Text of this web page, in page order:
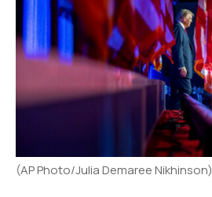
(AP Photo/Julia Demaree Nikhinson)